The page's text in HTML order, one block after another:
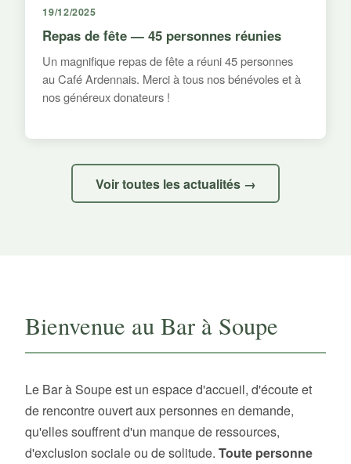
19/12/2025
Repas de fête — 45 personnes réunies
Un magnifique repas de fête a réuni 45 personnes
au Café Ardennais. Merci à tous nos bénévoles et à
nos généreux donateurs !
Voir toutes les actualités →
Bienvenue au Bar à Soupe
Le Bar à Soupe est un espace d'accueil, d'écoute et
de rencontre ouvert aux personnes en demande,
qu'elles souffrent d'un manque de ressources,
d'exclusion sociale ou de solitude. Toute personne